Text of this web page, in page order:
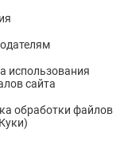
использования
сайта
обработки файлов